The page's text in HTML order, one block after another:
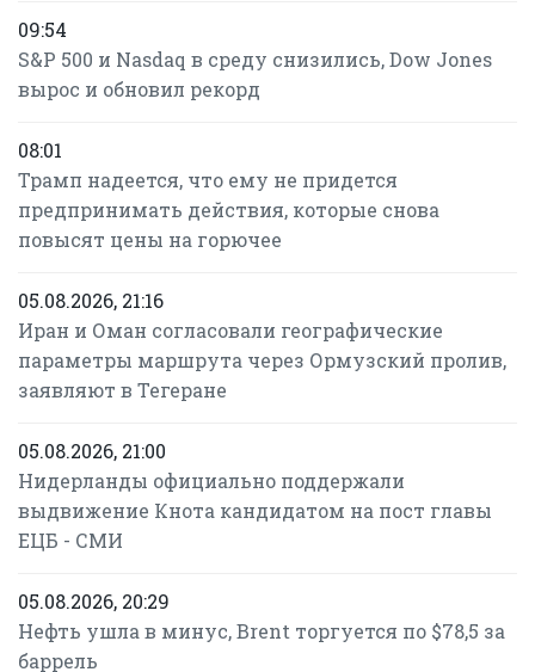
09:54
S&P 500 и Nasdaq в среду снизились, Dow Jones
вырос и обновил рекорд
08:01
Трамп надеется, что ему не придется
предпринимать действия, которые снова
повысят цены на горючее
05.08.2026, 21:16
Иран и Оман согласовали географические
параметры маршрута через Ормузский пролив,
заявляют в Тегеране
05.08.2026, 21:00
Нидерланды официально поддержали
выдвижение Кнота кандидатом на пост главы
ЕЦБ - СМИ
05.08.2026, 20:29
Нефть ушла в минус, Brent торгуется по $78,5 за
баррель